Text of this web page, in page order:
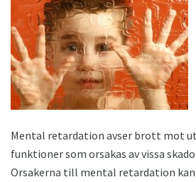
Mental retardation avser brott mot
funktioner som orsakas av vissa
Orsakerna till mental retardation kan